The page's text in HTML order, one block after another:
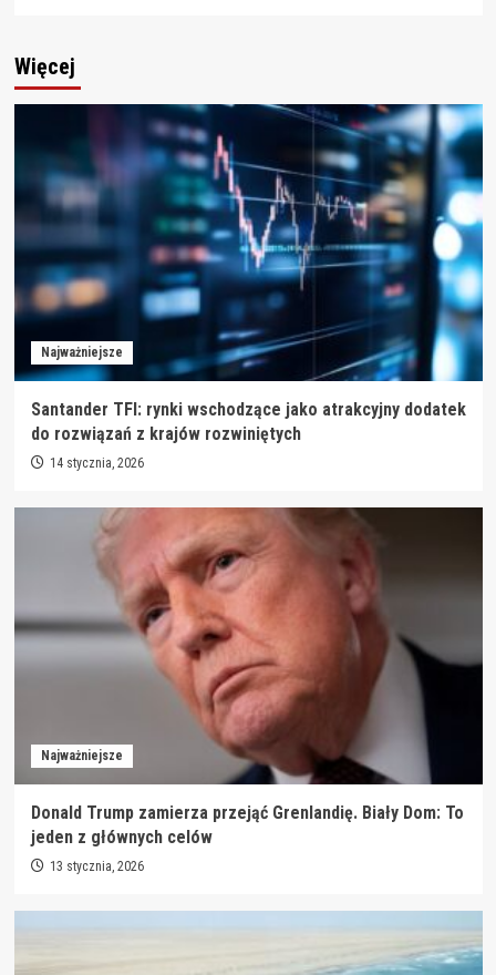
Więcej
Najważniejsze
Santander TFI: rynki wschodzące jako atrakcyjny dodatek
do rozwiązań z krajów rozwiniętych
14 stycznia, 2026
Najważniejsze
Donald Trump zamierza przejąć Grenlandię. Biały Dom: To
jeden z głównych celów
13 stycznia, 2026